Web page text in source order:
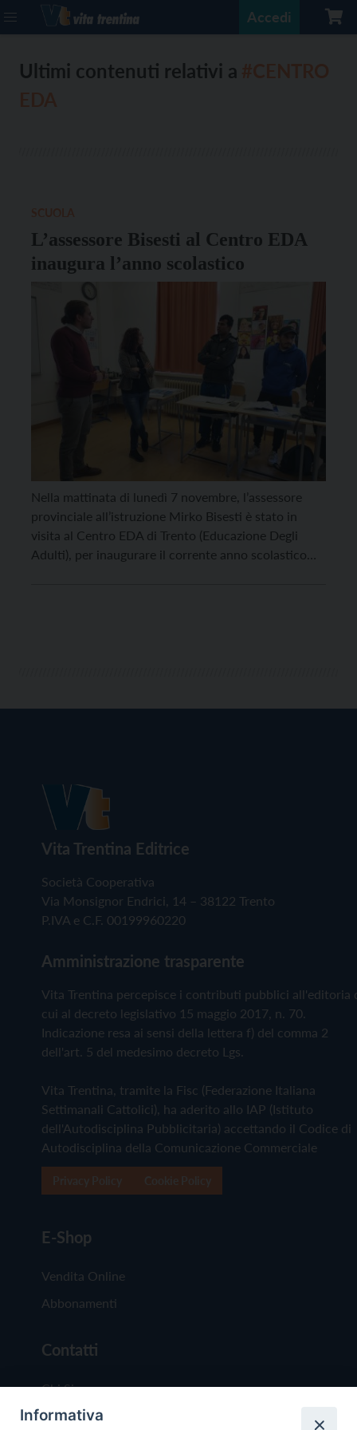
Accedi
Ultimi contenuti relativi a
L’assessore Bisesti al Centro EDA
inaugura l’anno scolastico
Nella mattinata di lunedì 7 novembre, l’assessore
provinciale all’istruzione Mirko Bisesti è stato in
visita al Centro EDA di Trento (Educazione Degli
Adulti), per inaugurare il corrente anno scolastico
Vita Trentina Editrice
Società Cooperativa
Via Monsignor Endrici, 14 – 38122 Trento
P.IVA e C.F. 00199960220
Amministrazione trasparente
Vita Trentina percepisce i contributi pubblici all'editoria
cui al decreto legislativo 15 maggio 2017, n. 70.
Indicazione resa ai sensi della lettera f) del comma 2
dell'art. 5 del medesimo decreto Lgs.
Vita Trentina, tramite la Fisc (Federazione Italiana
Settimanali Cattolici), ha aderito allo IAP (Istituto
dell'Autodisciplina Pubblicitaria) accettando il Codice di
Autodisciplina della Comunicazione Commerciale
E-Shop
Vendita Online
Abbonamenti
Contatti
Chi Siamo
Redazione
Informativa